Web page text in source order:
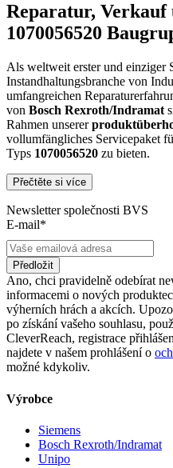
Reparatur, Verkauf
1070056520
Als weltweit erster und einziger
Instandhaltungsbranche von
umfangreichen
von Bosch Rexroth/Indramat
Rahmen unserer
vollumfängliches Servicepaket
Typs 1070056520 zu bieten.
Dies unterscheidet unsere
konventionellen Reparaturen:
oder einem höheren
Zertifizierte
Austausch aller
identifiziert werden und
Maschine und deren
Ausschließliche
Gesetzgeber neuen &
Überprüfung aller
Funktions- und Lasttests
Mit unserer
Lage, die Reparatur Ihrer
priorisieren.
Přečtěte si více
Newsletter společnosti BVS
E-mail*
Předložit
Ano, chci pravidelně odebírat
informacemi o nových
výherních hrách a akcích.
po získání vašeho souhlasu,
CleverReach, registrace
najdete v našem prohlášení o
možné kdykoliv.
Výrobce
Siemens
Bosch Rexroth/Indramat
Unipo